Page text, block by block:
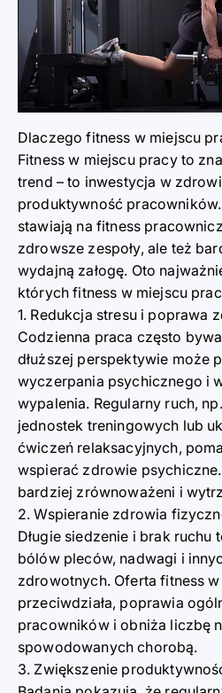
Dlaczego fitness w miejscu
Fitness w miejscu pracy to
trend – to inwestycja w
produktywność
stawiają na fitness
zdrowsze zespoły, ale też
wydajną załogę. Oto
których fitness w miejscu
1. Redukcja stresu i poprawa
Codzienna praca często
dłuższej perspektywie może
wyczerpania psychicznego i
wypalenia. Regularny ruch,
jednostek treningowych lub
ćwiczeń relaksacyjnych,
wspierać zdrowie
bardziej zrównoważeni i
2. Wspieranie zdrowia
Długie siedzenie i brak
bólów pleców, nadwagi i
zdrowotnych. Oferta fitness
przeciwdziała, poprawia
pracowników i obniża liczbę
spowodowanych chorobą.
3. Zwiększenie